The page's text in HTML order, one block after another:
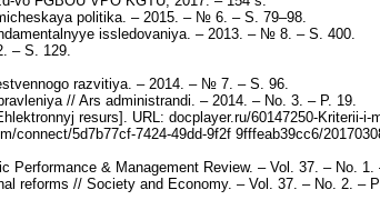
politika. – 2015. – № 6. – S. 79–98.
issledovaniya. – 2013. – № 8. – S. 400.
– S. 129.
razvitiya. – 2014. – № 7. – S. 96.
// Ars administrandi. – 2014. – No. 3. – P. 19.
resurs]. URL: docplayer.ru/60147250-Kriterii-
5d7b77cf-7424-49dd-9f2f 9fffeab39cc6/
Performance & Management Review. – Vol. 37. – No. 1.
reforms // Society and Economy. – Vol. 37. – No. 2. –